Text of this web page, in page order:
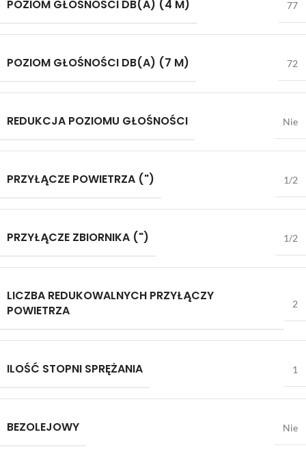
POZIOM GŁOŚNOŚCI DB(A) (4 M) 77
POZIOM GŁOŚNOŚCI DB(A) (7 M) 72
REDUKCJA POZIOMU GŁOŚNOŚCI Nie
PRZYŁĄCZE POWIETRZA (") 1/2
PRZYŁĄCZE ZBIORNIKA (") 1/2
LICZBA REDUKOWALNYCH PRZYŁĄCZY
POWIETRZA
2
ILOŚĆ STOPNI SPRĘŻANIA 1
BEZOLEJOWY Nie